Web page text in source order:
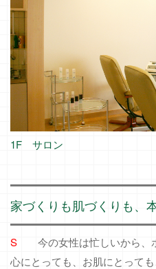
1F サロン
家づくりも肌づくりも、
S
今の女性は忙しいから、
心にとっても、お肌にとって